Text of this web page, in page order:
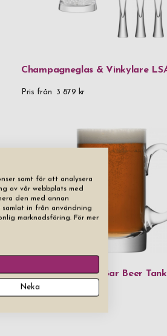
Champagneglas & Vinkylare
Pris från 3 879 kr
Ölsejdel Glas LSA Bar Beer
cl
samt för att analysera
av vår webbplats med
den med annan
in från användning
marknadsföring. För mer
Neka